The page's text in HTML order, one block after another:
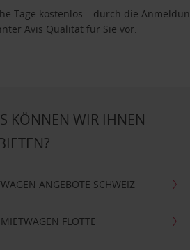
Tage kostenlos – durch die
Avis Qualität für Sie vor.
KÖNNEN WIR IHNEN
ANGEBOTE SCHWEIZ
FLOTTE